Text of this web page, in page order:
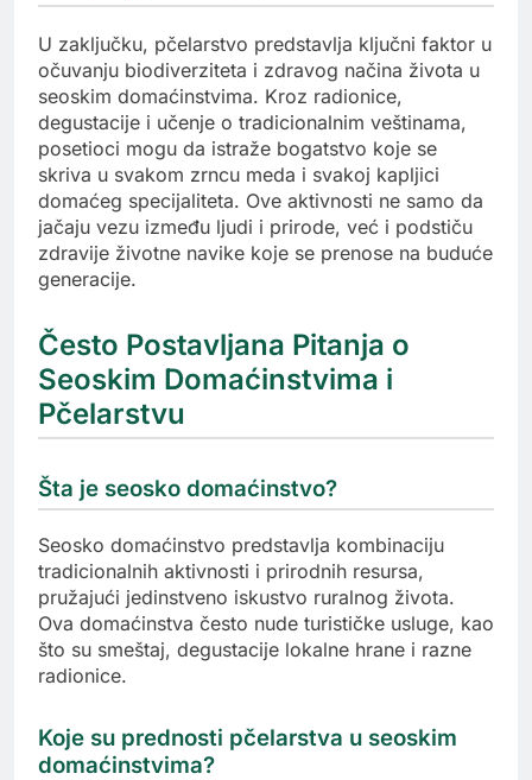
U zaključku, pčelarstvo predstavlja ključni faktor u
očuvanju biodiverziteta i zdravog načina života u
seoskim domaćinstvima. Kroz radionice,
degustacije i učenje o tradicionalnim veštinama,
posetioci mogu da istraže bogatstvo koje se
skriva u svakom zrncu meda i svakoj kapljici
domaćeg specijaliteta. Ove aktivnosti ne samo da
jačaju vezu između ljudi i prirode, već i podstiču
zdravije životne navike koje se prenose na buduće
generacije.
Često Postavljana Pitanja o
Seoskim Domaćinstvima i
Pčelarstvu
Šta je seosko domaćinstvo?
Seosko domaćinstvo predstavlja kombinaciju
tradicionalnih aktivnosti i prirodnih resursa,
pružajući jedinstveno iskustvo ruralnog života.
Ova domaćinstva često nude turističke usluge, kao
što su smeštaj, degustacije lokalne hrane i razne
radionice.
Koje su prednosti pčelarstva u seoskim
domaćinstvima?